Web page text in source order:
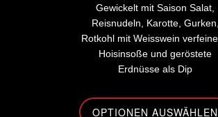
Gewickelt mit Saison Salat,
Reisnudeln, Karotte, Gurken,
Rotkohl mit Weisswein
Hoisinsoße und geröstete
Erdnüsse als Dip
OPTIONEN AUSWÄHLEN